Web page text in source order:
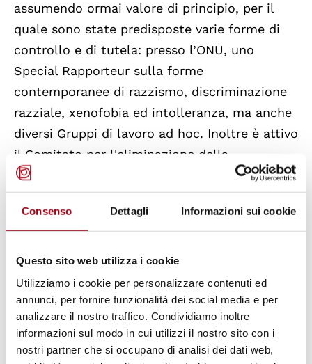
Consenso Dettagli Informazioni sui cookie
Questo sito web utilizza i cookie
Utilizziamo i cookie per personalizzare contenuti ed
annunci, per fornire funzionalità dei social media e per
analizzare il nostro traffico. Condividiamo inoltre
informazioni sul modo in cui utilizzi il nostro sito con i
nostri partner che si occupano di analisi dei dati web,
assumendo ormai valore di principio, per il
quale sono state predisposte varie forme di
controllo e di tutela: presso l’ONU, uno
Special Rapporteur sulla forme
contemporanee di razzismo, discriminazione
razziale, xenofobia ed intolleranza, ma anche
diversi Gruppi di lavoro ad hoc. Inoltre è attivo
il Comitato per l'eliminazione della
discriminazione razziale (CERD), organo di
esperti indipendenti che controlla
l'attuazione, in tutti gli Stati parti, della
forme di discriminazione razziale.
Il 7 marzo 2008 la CERD ha concluso l’analisi
delle relazioni di alcuni Paesi riguardanti
appunto l’eliminazione di ogni forma di